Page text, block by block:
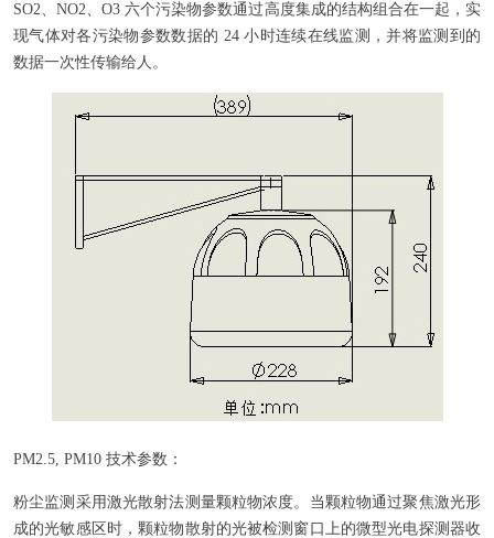
SO2、NO2、O3 六个污染物参数通过高度集成的结构组合在一起，实
现气体对各污染物参数数据的 24 小时连续在线监测，并将监测到的
数据一次性传输给人。
PM2.5, PM10 技术参数：
粉尘监测采用激光散射法测量颗粒物浓度。当颗粒物通过聚焦激光形
成的光敏感区时，颗粒物散射的光被检测窗口上的微型光电探测器收